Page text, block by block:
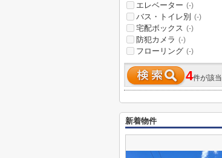
エレベーター (-)
バス・トイレ別 (-)
宅配ボックス (-)
防犯カメラ (-)
フローリング (-)
4件が該当
新着物件